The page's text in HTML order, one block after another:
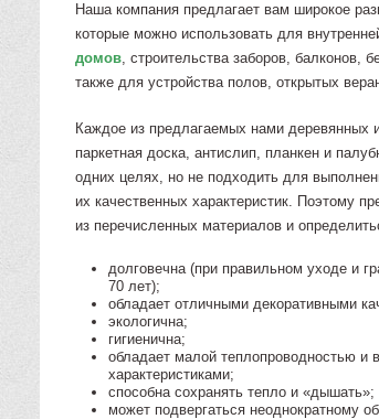
Наша компания предлагает вам широкое
которые можно использовать для
домов, строительства заборов, балконов,
также для устройства полов, открытых
Каждое из предлагаемых нами деревянных
паркетная доска, антислип, планкен и
одних целях, но не подходить для
их качественных характеристик. Поэтому
из перечисленных материалов и
долговечна (при правильном уходе и
70 лет);
обладает отличными декоративными
экологична;
гигиенична;
обладает малой теплопроводностью
характеристиками;
способна сохранять тепло и «дышать»;
может подвергаться неоднократному